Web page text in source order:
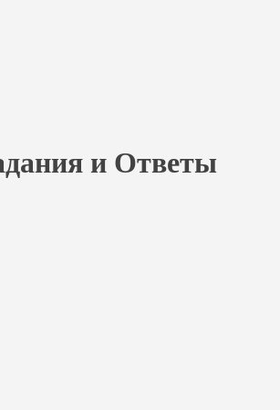
и Ответы